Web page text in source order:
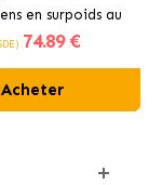
en surpoids au
frais
74.89 €
Acheter